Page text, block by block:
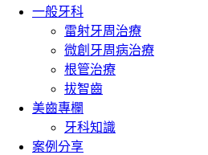
一般牙科
雷射牙周治療
微創牙周病治療
根管治療
拔智齒
美齒專欄
牙科知識
案例分享